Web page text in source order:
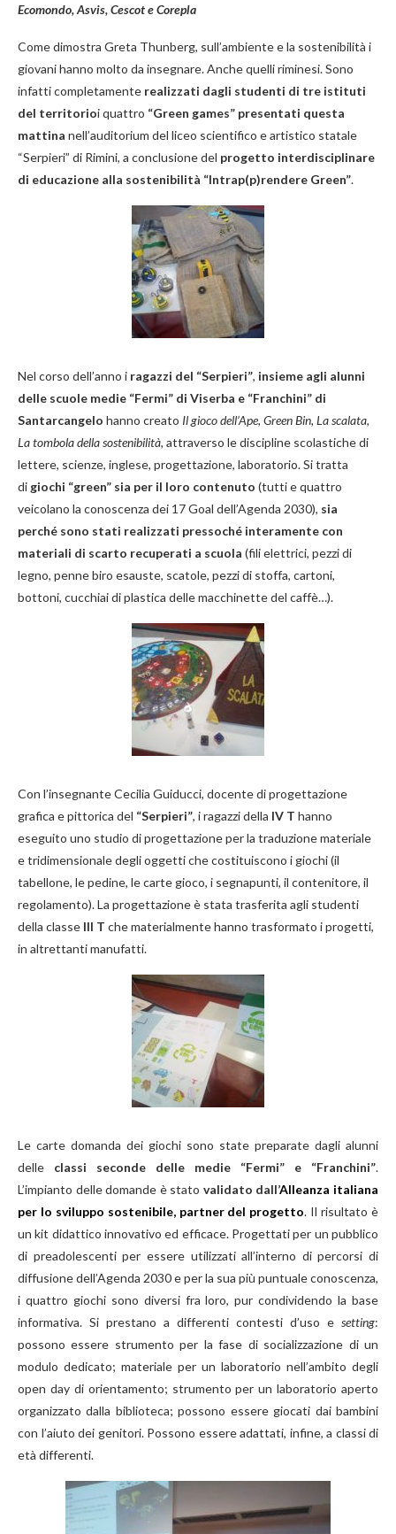
Ecomondo, Asvis, Cescot e Corepla
Come dimostra Greta Thunberg, sull’ambiente e la sostenibilità i
giovani hanno molto da insegnare. Anche quelli riminesi. Sono
infatti completamente realizzati dagli studenti di tre istituti
del territorioi quattro “Green games” presentati questa
mattina nell’auditorium del liceo scientifico e artistico statale
“Serpieri” di Rimini, a conclusione del progetto interdisciplinare
di educazione alla sostenibilità “Intrap(p)rendere Green”.
Nel corso dell’anno i ragazzi del “Serpieri”, insieme agli alunni
delle scuole medie “Fermi” di Viserba e “Franchini” di
Santarcangelo hanno creato Il gioco dell’Ape, Green Bin, La scalata,
La tombola della sostenibilità, attraverso le discipline scolastiche di
lettere, scienze, inglese, progettazione, laboratorio. Si tratta
di giochi “green” sia per il loro contenuto (tutti e quattro
veicolano la conoscenza dei 17 Goal dell’Agenda 2030), sia
perché sono stati realizzati pressoché interamente con
materiali di scarto recuperati a scuola (fili elettrici, pezzi di
legno, penne biro esauste, scatole, pezzi di stoffa, cartoni,
bottoni, cucchiai di plastica delle macchinette del caffè…).
Con l’insegnante Cecilia Guiducci, docente di progettazione
grafica e pittorica del “Serpieri”, i ragazzi della IV T hanno
eseguito uno studio di progettazione per la traduzione materiale
e tridimensionale degli oggetti che costituiscono i giochi (il
tabellone, le pedine, le carte gioco, i segnapunti, il contenitore, il
regolamento). La progettazione è stata trasferita agli studenti
della classe III T che materialmente hanno trasformato i progetti,
in altrettanti manufatti.
Le carte domanda dei giochi sono state preparate dagli alunni
delle classi seconde delle medie “Fermi” e “Franchini”.
L’impianto delle domande è stato validato dall’Alleanza italiana
per lo sviluppo sostenibile, partner del progetto. Il risultato è
un kit didattico innovativo ed efficace. Progettati per un pubblico
di preadolescenti per essere utilizzati all’interno di percorsi di
diffusione dell’Agenda 2030 e per la sua più puntuale conoscenza,
i quattro giochi sono diversi fra loro, pur condividendo la base
informativa. Si prestano a differenti contesti d’uso e setting:
possono essere strumento per la fase di socializzazione di un
modulo dedicato; materiale per un laboratorio nell’ambito degli
open day di orientamento; strumento per un laboratorio aperto
organizzato dalla biblioteca; possono essere giocati dai bambini
con l’aiuto dei genitori. Possono essere adattati, infine, a classi di
età differenti.